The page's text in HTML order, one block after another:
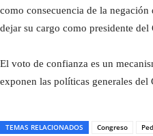
como consecuencia de la negación
dejar su cargo como presidente
El voto de confianza es un
exponen las políticas generales del
TEMAS RELACIONADOS Congreso